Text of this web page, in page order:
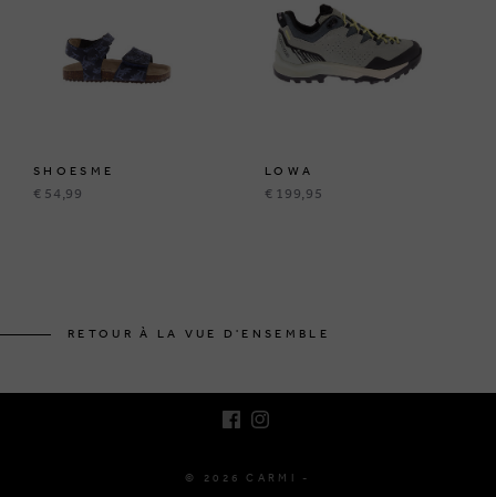
SHOESME
€ 54,99
LOWA
€ 199,95
RETOUR À LA VUE D'ENSEMBLE
© 2026 CARMI -